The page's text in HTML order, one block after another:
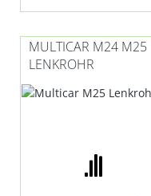
MULTICAR M24 M25
LENKROHR